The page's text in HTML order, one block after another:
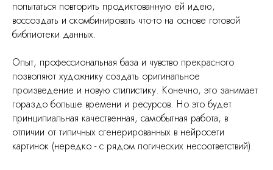
попытаться повторить продиктованную ей идею,
воссоздать и скомбинировать что-то на основе готовой
библиотеки данных.
Опыт, профессиональная база и чувство прекрасного
позволяют художнику создать оригинальное
произведение и новую стилистику. Конечно, это занимает
гораздо больше времени и ресурсов. Но это будет
принципиальная качественная, самобытная работа, в
отличии от типичных сгенерированных в нейросети
картинок (нередко - с рядом логических несоответствий).